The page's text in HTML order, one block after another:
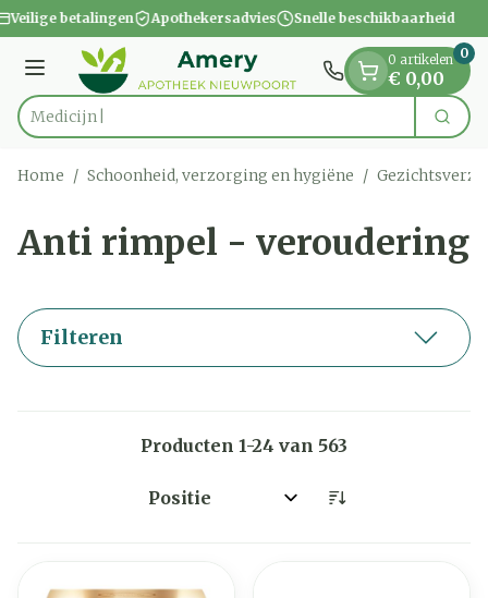
Ga naar de inhoud
1 van 1
Veilige betalingen Apothekersadvies Snelle beschikbaarheid
Menu
Product, merk, categorie... Zoek
0 artikelen
€ 0,00
0
Home / Schoonheid, verzorging en hygiëne /
Anti rimpel - veroudering
Filteren
Producten 1-24 van 563
Sorteer op: